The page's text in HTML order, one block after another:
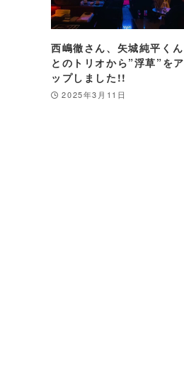
西嶋徹さん、矢城純平くん
とのトリオから”浮草”をア
ップしました!!
2025年3月11日